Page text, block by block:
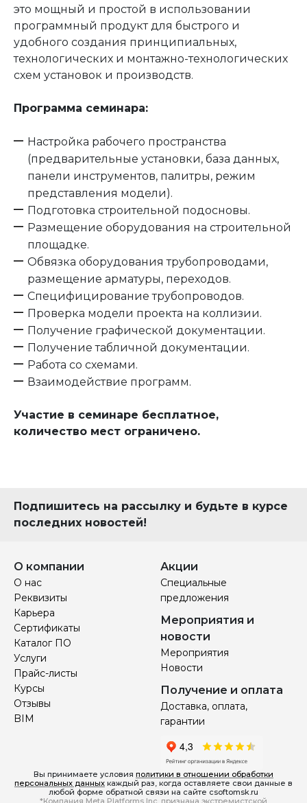
это мощный и простой в использовании
программный продукт для быстрого и
удобного создания принципиальных,
технологических и монтажно-технологических
схем установок и производств.
Программа семинара:
Настройка рабочего пространства
(предварительные установки, база данных,
панели инструментов, палитры, режим
представления модели).
Подготовка строительной подосновы.
Размещение оборудования на строительной
площадке.
Обвязка оборудования трубопроводами,
размещение арматуры, переходов.
Специфицирование трубопроводов.
Проверка модели проекта на коллизии.
Получение графической документации.
Получение табличной документации.
Работа со схемами.
Взаимодействие программ.
Участие в семинаре бесплатное,
количество мест ограничено.
Подпишитесь на рассылку и будьте в курсе
последних новостей!
О компании
О нас
Реквизиты
Карьера
Сертификаты
Каталог ПО
Услуги
Прайс-листы
Курсы
Отзывы
BIM
Акции
Специальные
предложения
Мероприятия и
новости
Мероприятия
Новости
Получение и оплата
Доставка, оплата,
гарантии
Вы принимаете условия политики в отношении обработки
персональных данных каждый раз, когда оставляете свои данные в
любой форме обратной связи на сайте csoftomsk.ru
*Компания Meta Platforms Inc. признана экстремистской